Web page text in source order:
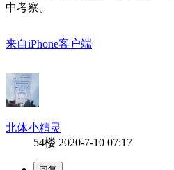
中考察。
来自iPhone客户端
北体小精灵
54楼 2020-7-10 07:17